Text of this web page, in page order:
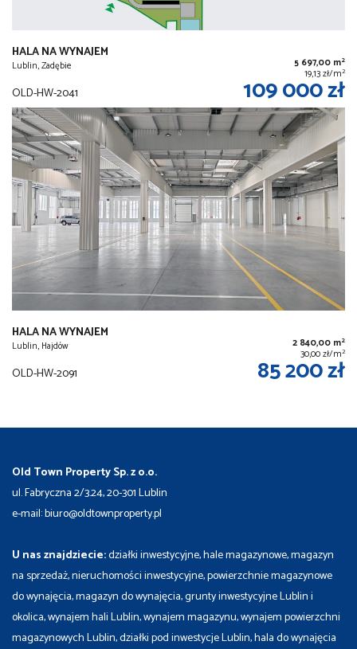
HALA NA WYNAJEM
Lublin, Zadębie 5 697,00 m2
19,13 zł/m2
OLD-HW-2041 109 000 zł
HALA NA WYNAJEM
Lublin, Hajdów 2 840,00 m2
30,00 zł/m2
OLD-HW-2091 85 200 zł
Old Town Property Sp. z o.o.
ul. Fabryczna 2/3.24, 20-301 Lublin
e-mail: biuro@oldtownproperty.pl
U nas znajdziecie:działki inwestycyjne, hale magazynowe, magazyn
na sprzedaż, nieruchomości inwestycyjne, powierzchnie magazynowe
do wynajęcia, magazyn do wynajęcia, grunty inwestycyjne Lublin i
okolica, wynajem hali Lublin, wynajem magazynu, wynajem powierzchni
magazynowych Lublin, działki pod inwestycje Lublin, hala do wynajęcia